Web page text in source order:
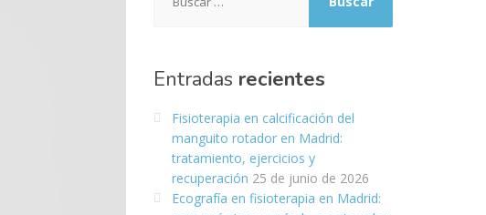
Entradas recientes
Fisioterapia en calcificación del
manguito rotador en Madrid:
tratamiento, ejercicios y
recuperación 25 de junio de 2026
Ecografía en fisioterapia en Madrid: